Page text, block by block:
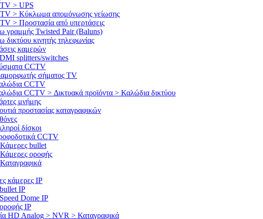
> UPS
> Κύκλωμα απομόνωσης γείωσης
> Προστασία από υπερτάσεις
γραμμής Twisted Pair (Baluns)
κινητής τηλεφωνίας
καμερών
splitters/switches
CCTV
σήματος TV
CCTV
CCTV > Δικτυακά προϊόντα > Καλώδια δικτύου
μνήμης
προστασίας καταγραφικών
δίσκοι
CCTV
bullet
οροφής
κάμερες IP
IP
Dome IP
IP
HD Analog > NVR > Καταγραφικά